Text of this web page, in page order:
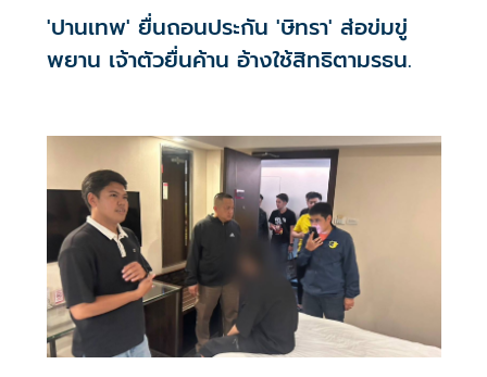
'ปานเทพ' ยื่นถอนประกัน 'ษิทรา' ส่อข่มขู่
พยาน เจ้าตัวยื่นค้าน อ้างใช้สิทธิตามรธน.